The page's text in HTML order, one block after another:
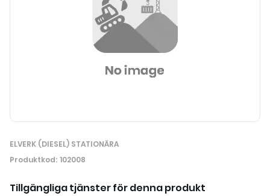
ELVERK (DIESEL) STATIONÄRA
Produktkod: 102008
Tillgängliga tjänster för denna produkt